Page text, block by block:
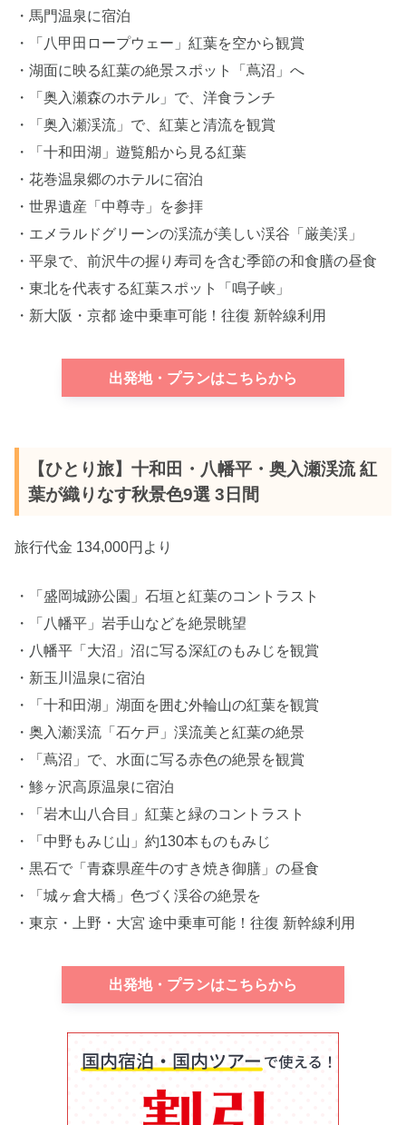
・馬門温泉に宿泊
・「八甲田ロープウェー」紅葉を空から観賞
・湖面に映る紅葉の絶景スポット「蔦沼」へ
・「奥入瀬森のホテル」で、洋食ランチ
・「奥入瀬渓流」で、紅葉と清流を観賞
・「十和田湖」遊覧船から見る紅葉
・花巻温泉郷のホテルに宿泊
・世界遺産「中尊寺」を参拝
・エメラルドグリーンの渓流が美しい渓谷「厳美渓」
・平泉で、前沢牛の握り寿司を含む季節の和食膳の昼食
・東北を代表する紅葉スポット「鳴子峡」
・新大阪・京都 途中乗車可能！往復 新幹線利用
出発地・プランはこちらから
【ひとり旅】十和田・八幡平・奥入瀬渓流 紅
葉が織りなす秋景色9選 3日間
旅行代金 134,000円より
・「盛岡城跡公園」石垣と紅葉のコントラスト
・「八幡平」岩手山などを絶景眺望
・八幡平「大沼」沼に写る深紅のもみじを観賞
・新玉川温泉に宿泊
・「十和田湖」湖面を囲む外輪山の紅葉を観賞
・奥入瀬渓流「石ケ戸」渓流美と紅葉の絶景
・「蔦沼」で、水面に写る赤色の絶景を観賞
・鯵ヶ沢高原温泉に宿泊
・「岩木山八合目」紅葉と緑のコントラスト
・「中野もみじ山」約130本ものもみじ
・黒石で「青森県産牛のすき焼き御膳」の昼食
・「城ヶ倉大橋」色づく渓谷の絶景を
・東京・上野・大宮 途中乗車可能！往復 新幹線利用
出発地・プランはこちらから